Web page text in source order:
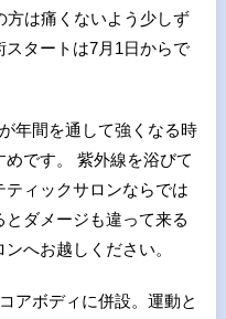
は痛くないよう少しず
タートは7月1日からで
年間を通して強くなる時
です。 紫外線を浴びて
ティックサロンならでは
ダメージも違って来る
へお越しください。
アボディに併設。運動と